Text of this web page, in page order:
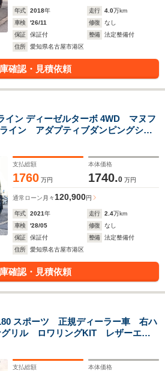
年式 2018年 走行 4.0万km
車検
'26/11 修復
なし
保証
保証付 整備
法定整備付
住所
愛知県名古屋市港区
確認・見積依頼
ン ディーゼルターボ 4WD マヌフ
イン アダプティブダンピングシス
ッケージ ナッパレザーシート
ール ガラススライディングルーフ
支払総額
1760 万円
本体価格
1740.0 万円
通常ローン 月々 120,900円
年式 2021年 走行 2.4万km
車検
'28/05 修復
なし
保証
保証付 整備
法定整備付
住所
愛知県名古屋市港区
確認・見積依頼
スポーツ 正規ディーラー車 右ハ
リル ロワリングKIT レザーエク
ーセーフティーPKG BSM 記録
支払総額 本体価格